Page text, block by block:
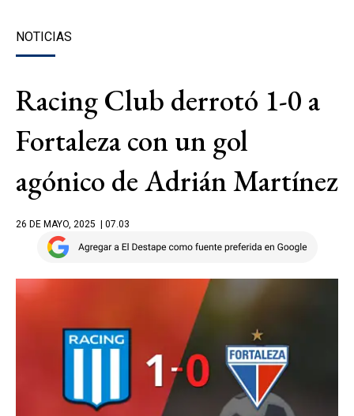
NOTICIAS
Racing Club derrotó 1-0 a
Fortaleza con un gol
agónico de Adrián Martínez
26 DE MAYO, 2025 | 07.03